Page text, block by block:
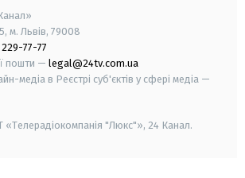
м. Львів, 79008
77-77
пошти — legal@24tv.com.ua
медіа в Реєстрі суб'єктів у сфері медіа —
«Телерадіокомпанія "Люкс"», 24 Канал.